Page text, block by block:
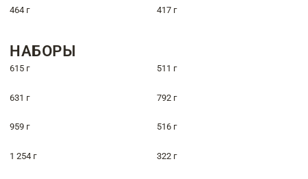
464 г 417 г
НАБОРЫ
615 г 511 г
631 г 792 г
959 г 516 г
1 254 г 322 г